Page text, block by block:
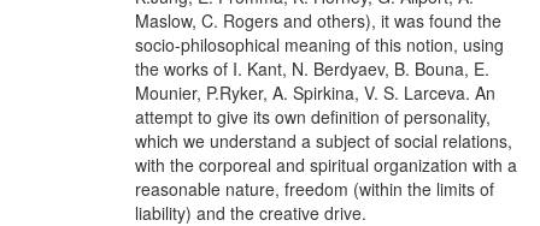
Maslow, C. Rogers and others), it was found the
socio-philosophical meaning of this notion, using
the works of I. Kant, N. Berdyaev, B. Bouna, E.
Mounier, P.Ryker, A. Spirkina, V. S. Larceva. An
attempt to give its own definition of personality,
which we understand a subject of social relations,
with the corporeal and spiritual organization with a
reasonable nature, freedom (within the limits of
liability) and the creative drive.